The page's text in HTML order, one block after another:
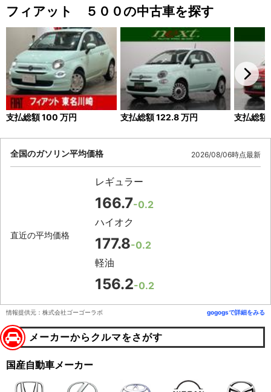
フィアット ５００の中古車を探す
支払総額100 万円 支払総額122.8万円 支払総額
全国のガソリン平均価格 2026/08/06時点最新
直近の平均価格
レギュラー
166.7-0.2
ハイオク
177.8-0.2
軽油
156.2-0.2
情報提供元：株式会社ゴーゴーラボ gogogsで詳細をみる
メーカーからクルマをさがす
国産自動車メーカー